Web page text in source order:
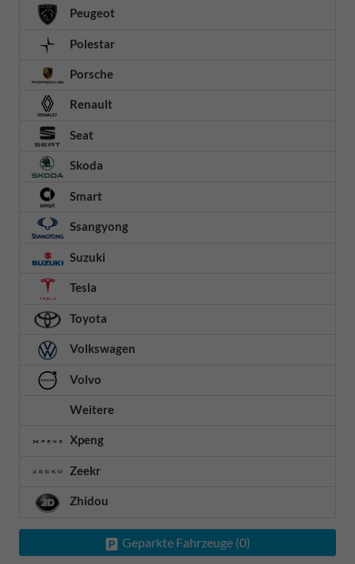
Peugeot
Polestar
Porsche
Renault
Seat
Skoda
Smart
Ssangyong
Suzuki
Tesla
Toyota
Volkswagen
Volvo
Weitere
Xpeng
Zeekr
Zhidou
Geparkte Fahrzeuge (0)